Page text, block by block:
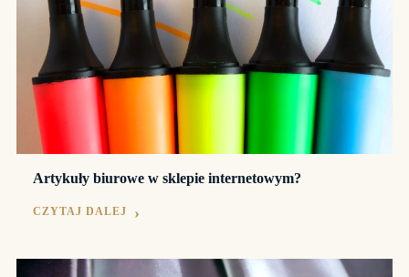
Artykuły biurowe w sklepie internetowym?
CZYTAJ DALEJ